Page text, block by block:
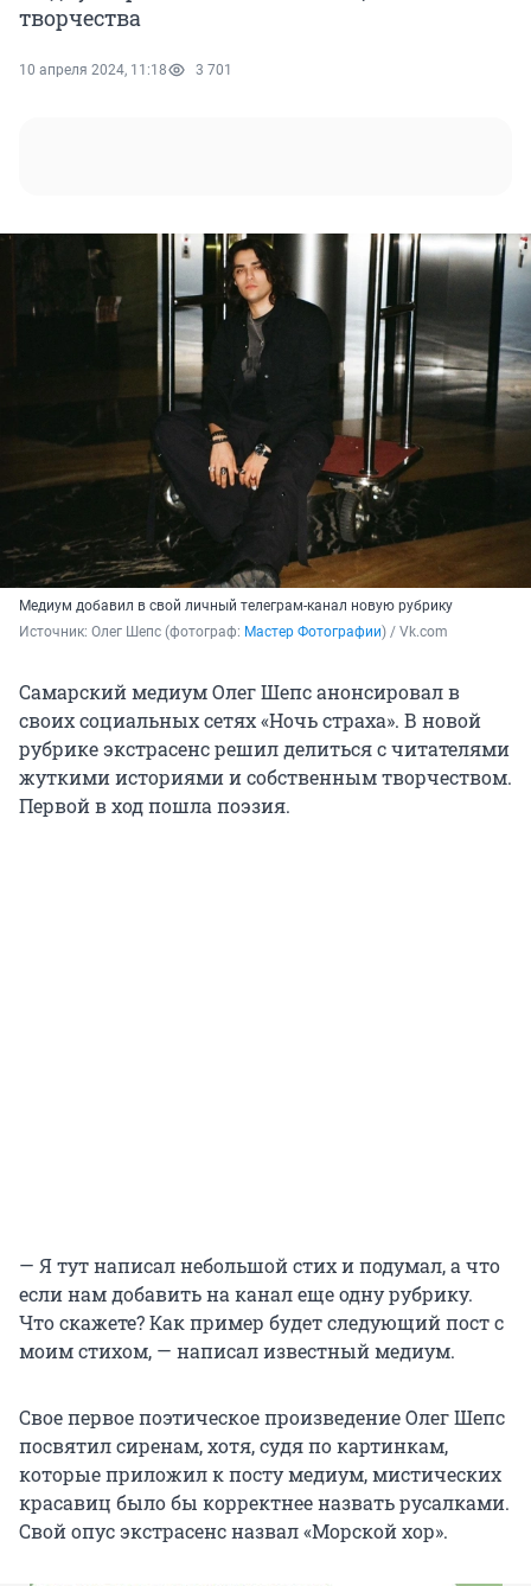
творчества
10 апреля 2024, 11:18 3 701
Медиум добавил в свой личный телеграм-канал новую рубрику
Источник: Олег Шепс (фотограф: Мастер Фотографии) / Vk.com
Самарский медиум Олег Шепс анонсировал в
своих социальных сетях «Ночь страха». В новой
рубрике экстрасенс решил делиться с читателями
жуткими историями и собственным творчеством.
Первой в ход пошла поэзия.
— Я тут написал небольшой стих и подумал, а что
если нам добавить на канал еще одну рубрику.
Что скажете? Как пример будет следующий пост с
моим стихом, — написал известный медиум.
Свое первое поэтическое произведение Олег Шепс
посвятил сиренам, хотя, судя по картинкам,
которые приложил к посту медиум, мистических
красавиц было бы корректнее назвать русалками.
Свой опус экстрасенс назвал «Морской хор».